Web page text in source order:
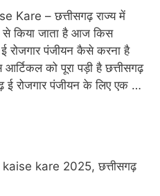
Kare – छत्तीसगढ़ राज्य में
से किया जाता है आज किस
रोजगार पंजीयन कैसे करना है
को पूरा पड़ी है छत्तीसगढ़
ई रोजगार पंजीयन के लिए एक …
kaise kare 2025,छत्तीसगढ़